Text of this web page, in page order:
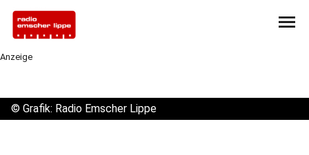
menu
Anzeige
© Grafik: Radio Emscher Lippe